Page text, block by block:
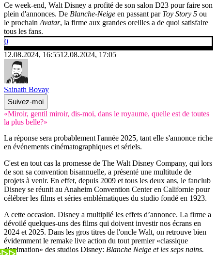
Ce week-end, Walt Disney a profité de son salon D23 pour faire son
plein d'annonces. De Blanche-Neige en passant parToy Story 5 ou
le prochain Avatar, la firme aux grandes oreilles a de quoi satisfaire
tous les fans.
0
12.08.2024, 16:5512.08.2024, 17:05
Sainath Bovay
Suivez-moi
«Miroir, gentil miroir, dis-moi, dans le royaume, quelle est de toutes
la plus belle?»
La réponse sera probablement l'année 2025, tant elle s'annonce riche
en événements cinématographiques et sériels.
C'est en tout cas la promesse de The Walt Disney Company, qui lors
de son sa convention bisannuelle, a présenté une multitude de
projets à venir. En effet, depuis 2009 et tous les deux ans, le fanclub
Disney se réunit au Anaheim Convention Center en Californie pour
célébrer les films et séries emblématiques du studio fondé en 1923.
A cette occasion. Disney a multiplié les effets d’annonce. La firme a
dévoilé quelques-uns des films qui doivent investir nos écrans en
2024 et 2025. Dans les gros titres de l'oncle Walt, on retrouve bien
évidemment le remake live action du tout premier «classique
d'animation» des studios Disney: Blanche Neige et les seps nains.